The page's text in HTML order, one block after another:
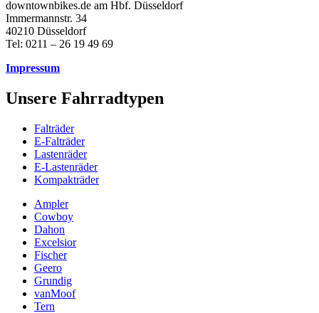
downtownbikes.de am Hbf. Düsseldorf
Immermannstr. 34
40210 Düsseldorf
Tel: 0211 – 26 19 49 69
Impressum
Unsere Fahrradtypen
Falträder
E-Falträder
Lastenräder
E-Lastenräder
Kompakträder
Ampler
Cowboy
Dahon
Excelsior
Fischer
Geero
Grundig
vanMoof
Tern